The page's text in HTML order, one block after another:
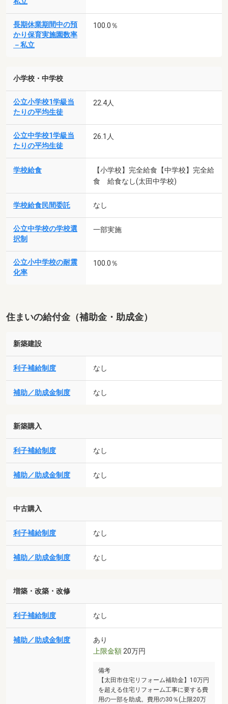
長期休業期間中の預
かり保育実施園数率
－私立
100.0％
小学校・中学校
公立小学校1学級当
たりの平均生徒
22.4人
公立中学校1学級当
たりの平均生徒
26.1人
学校給食
【小学校】完全給食【中学校】完全給
食 給食なし(太田中学校)
学校給食民間委託 なし
公立中学校の学校選
択制
一部実施
公立小中学校の耐震
化率
100.0％
住まいの給付金（補助金・助成金）
新築建設
利子補給制度 なし
補助／助成金制度 なし
新築購入
利子補給制度 なし
補助／助成金制度 なし
中古購入
利子補給制度 なし
補助／助成金制度 なし
増築・改築・改修
利子補給制度 なし
補助／助成金制度
あり
上限金額 20万円
備考
【太田市住宅リフォーム補助金】10万円
を超える住宅リフォーム工事に要する費
用の一部を助成。費用の30％(上限20万